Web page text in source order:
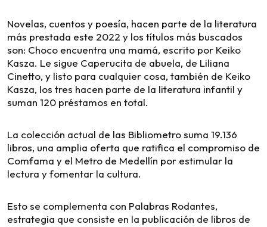
Novelas, cuentos y poesía, hacen parte de la literatura
más prestada este 2022 y los títulos más buscados
son: Choco encuentra una mamá, escrito por Keiko
Kasza. Le sigue Caperucita de abuela, de Liliana
Cinetto, y listo para cualquier cosa, también de Keiko
Kasza, los tres hacen parte de la literatura infantil y
suman 120 préstamos en total.
La colección actual de las Bibliometro suma 19.136
libros, una amplia oferta que ratifica el compromiso de
Comfama y el Metro de Medellín por estimular la
lectura y fomentar la cultura.
Esto se complementa con Palabras Rodantes,
estrategia que consiste en la publicación de libros de